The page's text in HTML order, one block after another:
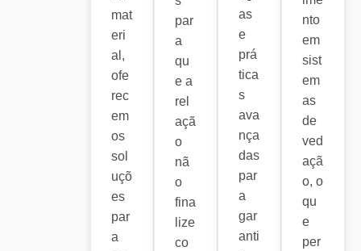
mat
eri
al,
ofe
rec
em
os
sol
uçõ
es
par
a
par
a
qu
e a
rel
açã
o
nã
o
fina
lize
co
as
e
prá
tica
s
ava
nça
das
par
a
gar
anti
nto
em
sist
em
as
de
ved
açã
o, o
qu
e
per